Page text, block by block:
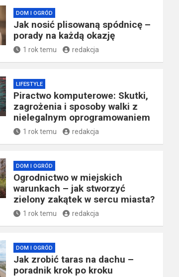
DOM I OGRÓD
Jak nosić plisowaną spódnicę –
porady na każdą okazję
1 rok temu redakcja
LIFESTYLE
Piractwo komputerowe: Skutki,
zagrożenia i sposoby walki z
nielegalnym oprogramowaniem
1 rok temu redakcja
DOM I OGRÓD
Ogrodnictwo w miejskich
warunkach – jak stworzyć
zielony zakątek w sercu miasta?
1 rok temu redakcja
DOM I OGRÓD
Jak zrobić taras na dachu –
poradnik krok po kroku